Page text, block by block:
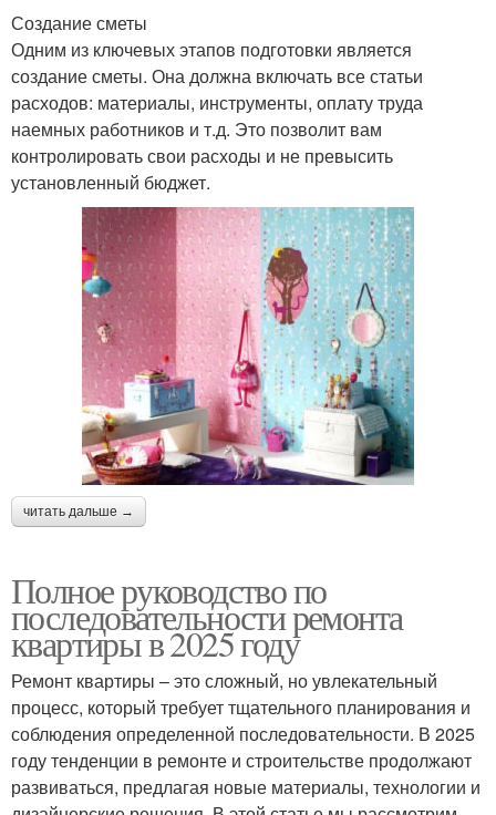
Создание сметы
Одним из ключевых этапов подготовки является
создание сметы. Она должна включать все статьи
расходов: материалы, инструменты, оплату труда
наемных работников и т.д. Это позволит вам
контролировать свои расходы и не превысить
установленный бюджет.
читать дальше →
Полное руководство по
последовательности ремонта
квартиры в 2025 году
Ремонт квартиры – это сложный, но увлекательный
процесс, который требует тщательного планирования и
соблюдения определенной последовательности. В 2025
году тенденции в ремонте и строительстве продолжают
развиваться, предлагая новые материалы, технологии и